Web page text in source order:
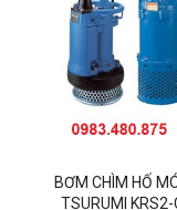
BƠM CHÌM HỐ
TSURUMI KRS2-